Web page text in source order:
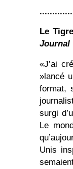
Le
Journal
«J’ai
»lancé
format,
surgi
Le
Unis